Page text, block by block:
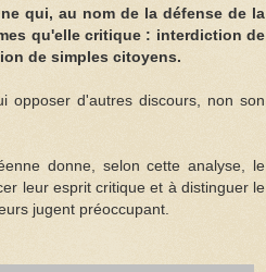
qui, au nom de la défense de la
qu'elle critique : interdiction de
de simples citoyens.
opposer d'autres discours, non son
donne, selon cette analyse, le
leur esprit critique et à distinguer le
jugent préoccupant.